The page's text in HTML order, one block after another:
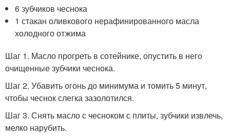
6 зубчиков чеснока
1 стакан оливкового нерафинированного масла
холодного отжима
Шаг 1. Масло прогреть в сотейнике, опустить в него
очищенные зубчики чеснока.
Шаг 2. Убавить огонь до минимума и томить 5 минут,
чтобы чеснок слегка зазолотился.
Шаг 3. Снять масло с чесноком с плиты, зубчики извлечь,
мелко нарубить.